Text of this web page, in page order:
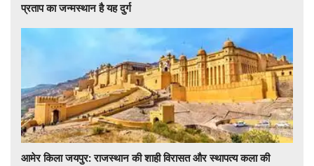
प्रताप का जन्मस्थान है यह दुर्ग
आमेर किला जयपुर: राजस्थान की शाही विरासत और स्थापत्य कला की